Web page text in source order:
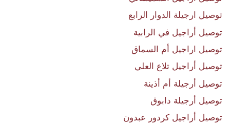
توصيل ارجيلة الدوار الرابع
توصيل أراجيل في الرابية
توصيل اراجيل أم السماق
توصيل أراجيل تلاع العلي
توصيل أرجيلة أم أذينة
توصيل أرجيلة دابوق
توصيل أراجيل كردور عبدون